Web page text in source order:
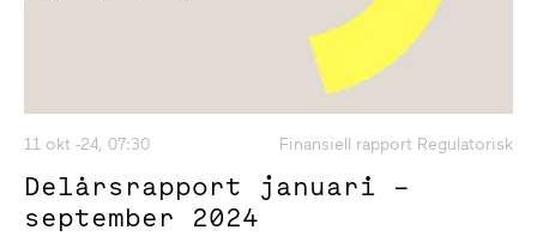
11 okt -24, 07:30 Finansiell rapport Regulatorisk
Delårsrapport januari –
september 2024